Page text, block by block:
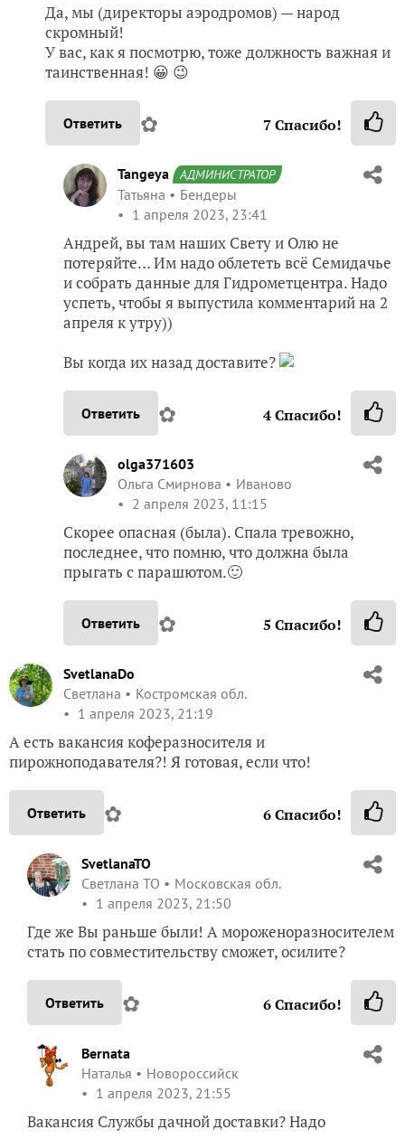
Да, мы (директоры аэродромов) — народ
скромный!
У вас, как я посмотрю, тоже должность важная и
таинственная! 😀 😉
Ответить ✿ 7Спасибо!
Tangeya АДМИНИСТРАТОР
Татьяна
Бендеры
1 апреля 2023, 23:41
Андрей, вы там наших Свету и Олю не
потеряйте… Им надо облететь всё Семидачье
и собрать данные для Гидрометцентра. Надо
успеть, чтобы я выпустила комментарий на 2
апреля к утру))
Вы когда их назад доставите?
Ответить ✿ 4Спасибо!
olga371603
Ольга Смирнова
Иваново
2 апреля 2023, 11:15
Скорее опасная (была). Спала тревожно,
последнее, что помню, что должна была
прыгать с парашютом.🙂
Ответить ✿ 5 Спасибо!
SvetlanaDo
Светлана
Костромская обл.
1 апреля 2023, 21:19
А есть вакансия коферазносителя и
пирожноподавателя?! Я готовая, если что!
Ответить ✿ 6Спасибо!
SvetlanaTO
Светлана ТО
Московская обл.
1 апреля 2023, 21:50
Где же Вы раньше были! А мороженоразносителем
стать по совместительству сможет, осилите?
Ответить ✿ 6Спасибо!
Bernata
Наталья
Новороссийск
1 апреля 2023, 21:55
Вакансия Службы дачной доставки? Надо